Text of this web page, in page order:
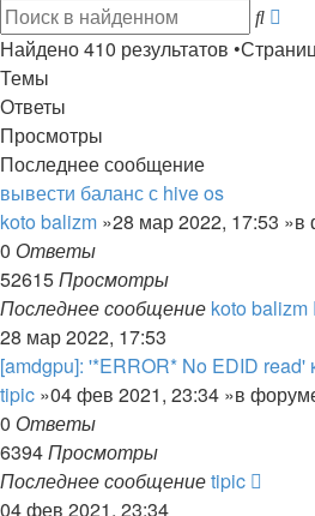
Поиск
Найдено 410 результатов
Темы
Ответы
Просмотры
Последнее сообщение
вывести баланс с hive os
koto balizm »28 мар 2022, 17:53
0 Ответы
52615Просмотры
Последнее сообщение koto balizm
28 мар 2022, 17:53
[amdgpu]: '*ERROR* No EDID read'
tipic »04 фев 2021, 23:34 »в
0 Ответы
6394Просмотры
Последнее сообщениеtipic
04 фев 2021, 23:34